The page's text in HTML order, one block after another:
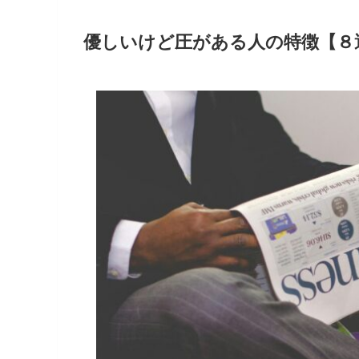
優しいけど圧がある人の特徴【８